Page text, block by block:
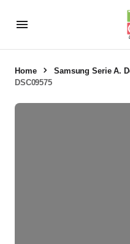
Home
Samsung Serie A.
DSC09575